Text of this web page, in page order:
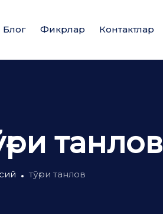
Блог Фикрлар Контактлар
танлов
тўғри танлов